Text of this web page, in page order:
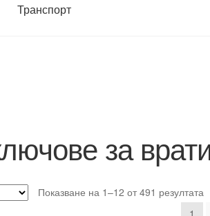
Транспорт
за
Показване на 1–12 от 491 резултата
by
1